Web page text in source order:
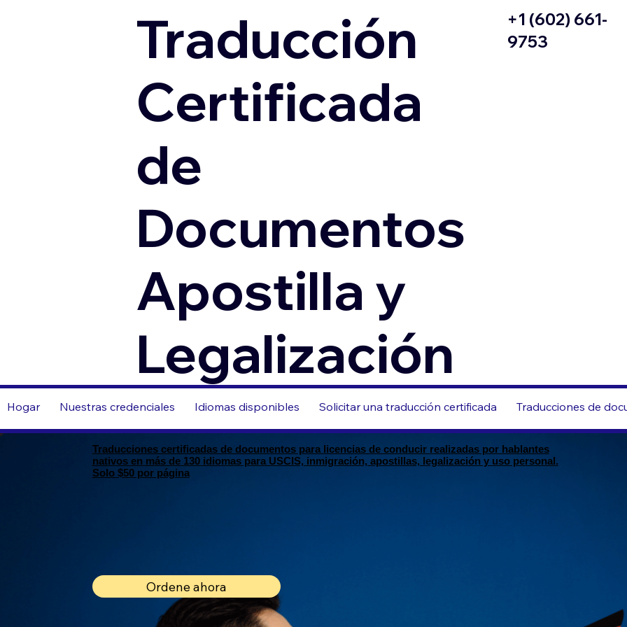
Traducción
Certificada
de
Documentos
Apostilla y
Legalización
+1 (602) 661-
9753
Hogar Nuestras credenciales Idiomas disponibles Solicitar una traducción certificada Traducciones de
Traducciones certificadas de documentos para licencias de conducir realizadas por hablantes
nativos en más de 130 idiomas para USCIS, inmigración, apostillas, legalización y uso personal.
Solo $50 por página
Ordene ahora